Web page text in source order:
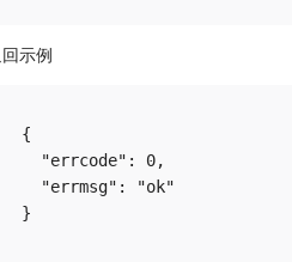
示例
{
  "errcode": 0,
  "errmsg": "ok"